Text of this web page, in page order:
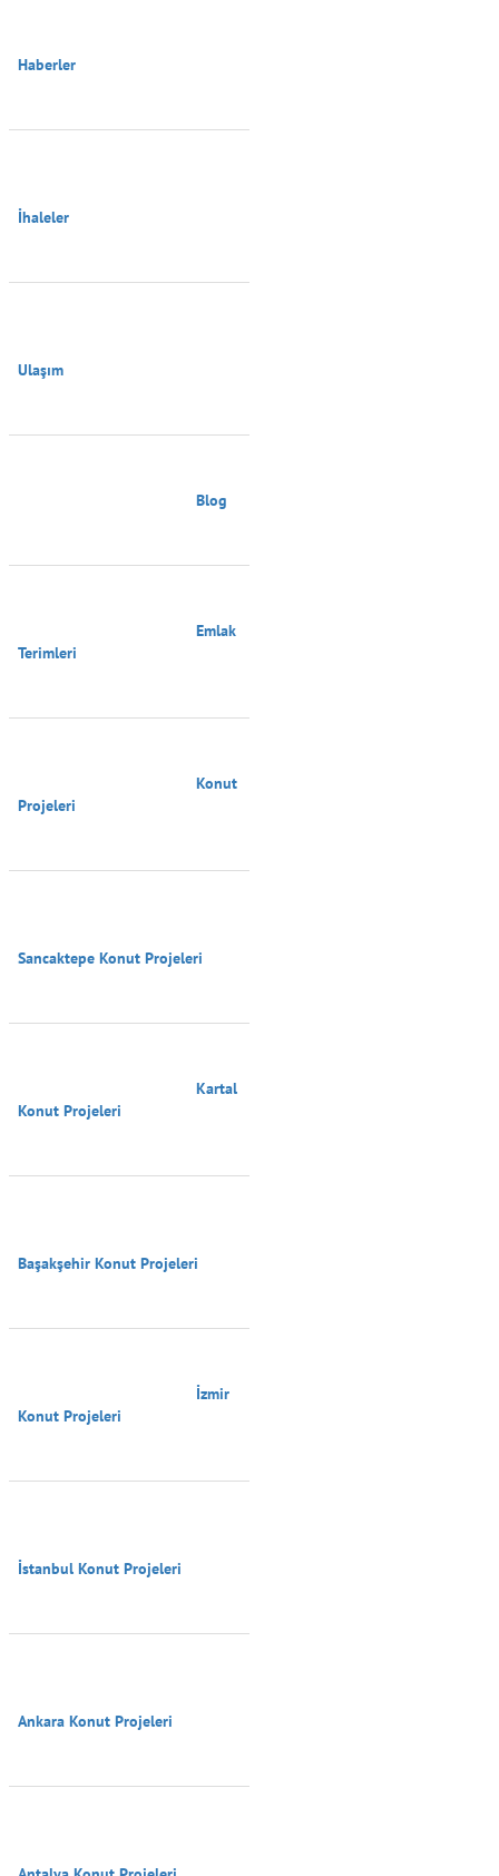
Haberler
İhaleler
Ulaşım
Terimleri
Projeleri
Sancaktepe Konut Projeleri
Konut Projeleri
Başakşehir Konut Projeleri
Konut Projeleri
İstanbul Konut Projeleri
Ankara Konut Projeleri